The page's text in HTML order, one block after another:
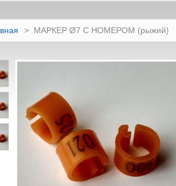
> МАРКЕР Ø7 С НОМЕРОМ (рыжий)